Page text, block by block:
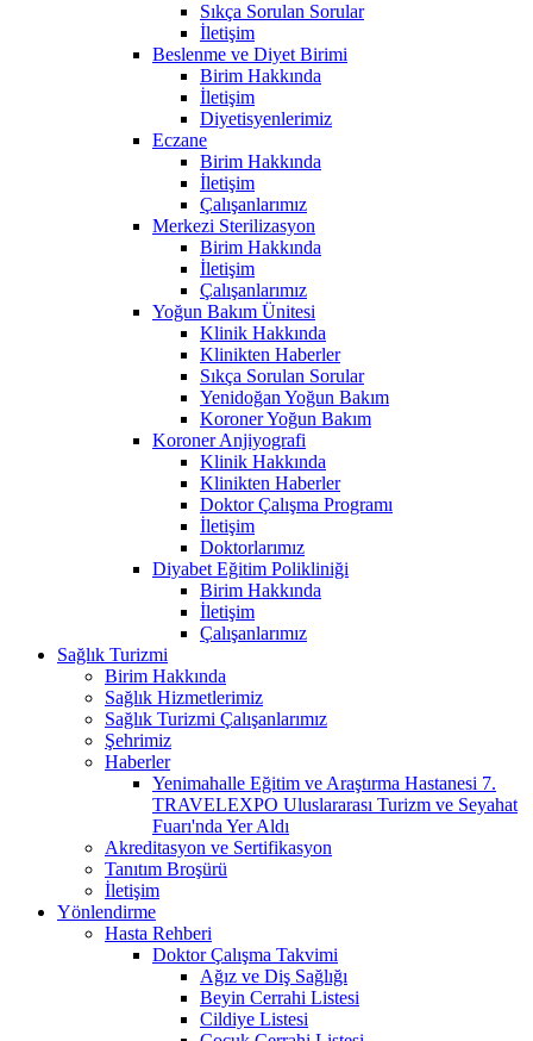
Sıkça Sorulan Sorular
İletişim
Beslenme ve Diyet Birimi
Birim Hakkında
İletişim
Diyetisyenlerimiz
Eczane
Birim Hakkında
İletişim
Çalışanlarımız
Merkezi Sterilizasyon
Birim Hakkında
İletişim
Çalışanlarımız
Yoğun Bakım Ünitesi
Klinik Hakkında
Klinikten Haberler
Sıkça Sorulan Sorular
Yenidoğan Yoğun Bakım
Koroner Yoğun Bakım
Koroner Anjiyografi
Klinik Hakkında
Klinikten Haberler
Doktor Çalışma Programı
İletişim
Doktorlarımız
Diyabet Eğitim Polikliniği
Birim Hakkında
İletişim
Çalışanlarımız
Sağlık Turizmi
Birim Hakkında
Sağlık Hizmetlerimiz
Sağlık Turizmi Çalışanlarımız
Şehrimiz
Haberler
Yenimahalle Eğitim ve Araştırma Hastanesi 7.
TRAVELEXPO Uluslararası Turizm ve Seyahat
Fuarı'nda Yer Aldı
Akreditasyon ve Sertifikasyon
Tanıtım Broşürü
İletişim
Yönlendirme
Hasta Rehberi
Doktor Çalışma Takvimi
Ağız ve Diş Sağlığı
Beyin Cerrahi Listesi
Cildiye Listesi